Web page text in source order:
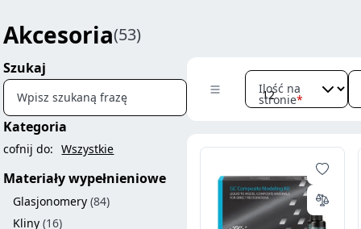
Akcesoria(53)
Szukaj
Wpisz szukaną frazę
Kategoria
cofnij do: Wszystkie
Materiały wypełnieniowe
Glasjonomery (84)
Kliny (16)
Ilość na
stronie